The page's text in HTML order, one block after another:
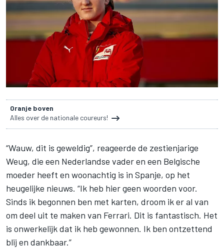
Oranje boven
Alles over de nationale coureurs!
“Wauw, dit is geweldig”, reageerde de zestienjarige
Weug, die een Nederlandse vader en een Belgische
moeder heeft en woonachtig is in Spanje, op het
heugelijke nieuws. “Ik heb hier geen woorden voor.
Sinds ik begonnen ben met karten, droom ik er al van
om deel uit te maken van Ferrari. Dit is fantastisch. Het
is onwerkelijk dat ik heb gewonnen. Ik ben ontzettend
blij en dankbaar.”